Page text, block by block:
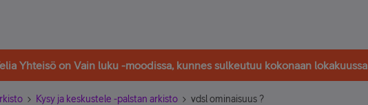
Yhteisö on Vain luku -moodissa, kunnes sulkeutuu kokonaan lokakuussa
Kysy ja keskustele -palstan arkisto vdsl ominaisuus ?